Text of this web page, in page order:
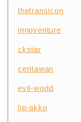
thetransicon
innoventure
ckstar
ceritawan
evil-world
lip-akko